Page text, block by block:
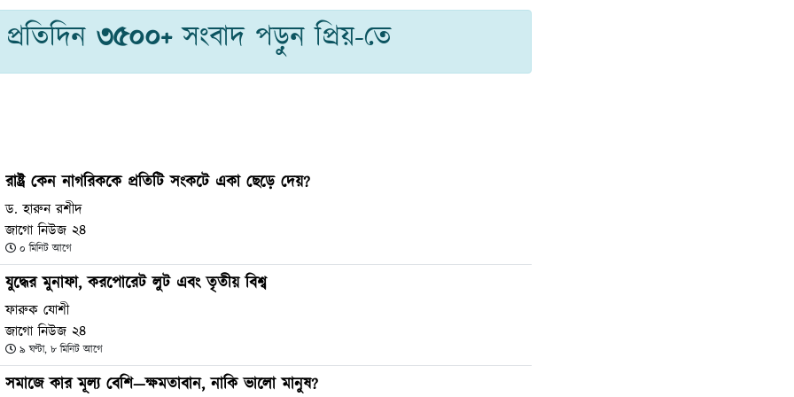
প্রতিদিন ৩৫০০+সংবাদ পড়ুন প্রিয়-তে
রাষ্ট্র কেন নাগরিককে প্রতিটি সংকটে একা ছেড়ে দেয়?
ড. হারুন রশীদ
জাগো নিউজ ২৪
০ মিনিট আগে
যুদ্ধের মুনাফা, করপোরেট লুট এবং তৃতীয় বিশ্ব
ফারুক যোশী
জাগো নিউজ ২৪
৯ ঘণ্টা, ৮ মিনিট আগে
সমাজে কার মূল্য বেশি—ক্ষমতাবান, নাকি ভালো মানুষ?